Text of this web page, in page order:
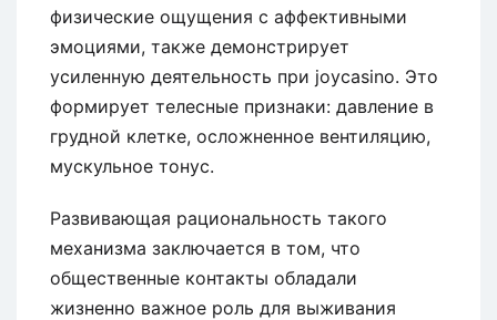
физические ощущения с аффективными
эмоциями, также демонстрирует
усиленную деятельность при joycasino. Это
формирует телесные признаки: давление в
грудной клетке, осложненное вентиляцию,
мускульное тонус.
Развивающая рациональность такого
механизма заключается в том, что
общественные контакты обладали
жизненно важное роль для выживания